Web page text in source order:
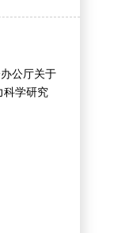
公厅关于
科学研究